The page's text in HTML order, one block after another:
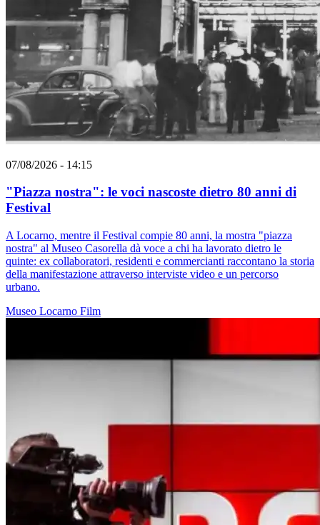
07/08/2026 - 14:15
"Piazza nostra": le voci nascoste dietro 80 anni di
Festival
A Locarno, mentre il Festival compie 80 anni, la mostra "piazza
nostra" al Museo Casorella dà voce a chi ha lavorato dietro le
quinte: ex collaboratori, residenti e commercianti raccontano la storia
della manifestazione attraverso interviste video e un percorso
urbano.
Museo Locarno Film